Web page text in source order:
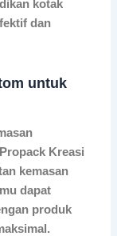
kotak
dan
untuk
Kreasi
kemasan
dapat
produk